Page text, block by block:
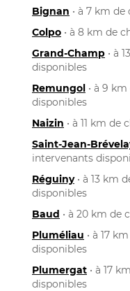
Bignan • à 7 km
Colpo • à 8 km de
Grand-Champ • à
disponibles
Remungol • à 9
disponibles
Naizin • à 11 km
Saint-Jean-
intervenants
Réguiny• à 13 km
disponibles
Baud • à 20 km de
Pluméliau • à 17
disponibles
Plumergat • à 17
disponibles